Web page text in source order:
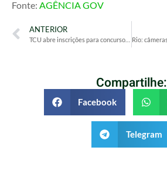
Fonte: AGÊNCIA GOV
ANTERIOR
Compartilhe:
Facebook
Telegram